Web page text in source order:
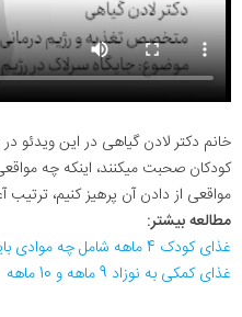
خانم دکتر لادن گیاهی در این ویدئو در
کودکان صحبت میکنند، اینکه چه
مواقعی از دادن آن پرهیز کنیم،
مطالعه بیشتر:
غذای کودک 4 ماهه شامل چه موادی باید باشد؟
غذای کمکی به نوزاد 9 ماهه و 10 ماهه